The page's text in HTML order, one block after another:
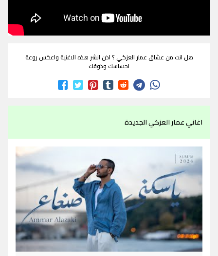
هل انت من عشاق عمار العزكي ؟ اذن انشر هذه الاغنية واعكس روعة
احساسك وذوقك
اغاني عمار العزكي الجديدة